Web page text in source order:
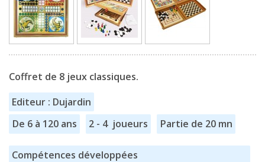
Coffret de 8 jeux classiques.
Editeur : Dujardin
De 6 à 120 ans
2 - 4 joueurs Partie de 20 mn
Compétences développées